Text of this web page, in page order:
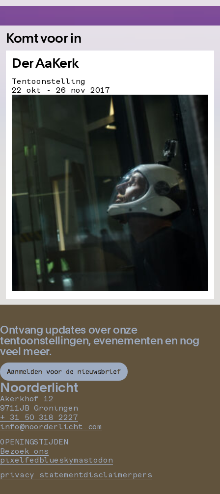
Komt voor in
Der AaKerk
Tentoonstelling
22 okt - 26 nov 2017
Ontvang updates over onze
tentoonstellingen, evenementen en nog
veel meer.
Aanmelden voor de nieuwsbrief
Noorderlicht
Akerkhof 12
9711JB Groningen
+ 31 50 318 2227
info@noorderlicht.com
OPENINGSTIJDEN
Bezoek ons
pixelfedblueskymastodon
privacy statementdisclaimerpers